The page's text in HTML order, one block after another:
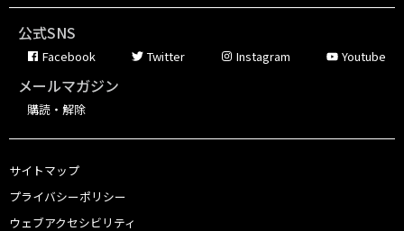
公式SNS
Facebook Twitter Instagram Youtube
メールマガジン
購読・解除
サイトマップ
プライバシーポリシー
ウェブアクセシビリティ